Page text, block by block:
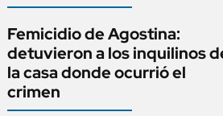
Femicidio de Agostina:
detuvieron a los inquilinos
la casa donde ocurrió el
crimen